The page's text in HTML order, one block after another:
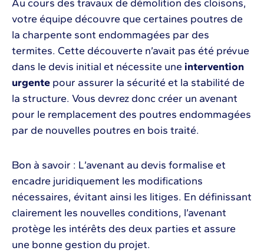
Au cours des travaux de démolition des cloisons,
votre équipe découvre que certaines poutres de
la charpente sont endommagées par des
termites. Cette découverte n’avait pas été prévue
dans le devis initial et nécessite une intervention
urgente pour assurer la sécurité et la stabilité de
la structure. Vous devrez donc créer un avenant
pour le remplacement des poutres endommagées
par de nouvelles poutres en bois traité.
Bon à savoir : L’avenant au devis formalise et
encadre juridiquement les modifications
nécessaires, évitant ainsi les litiges. En définissant
clairement les nouvelles conditions, l’avenant
protège les intérêts des deux parties et assure
une bonne gestion du projet.